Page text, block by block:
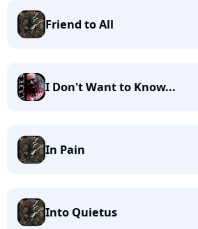
Friend to All
I Don't Want to Know...
In Pain
Into Quietus